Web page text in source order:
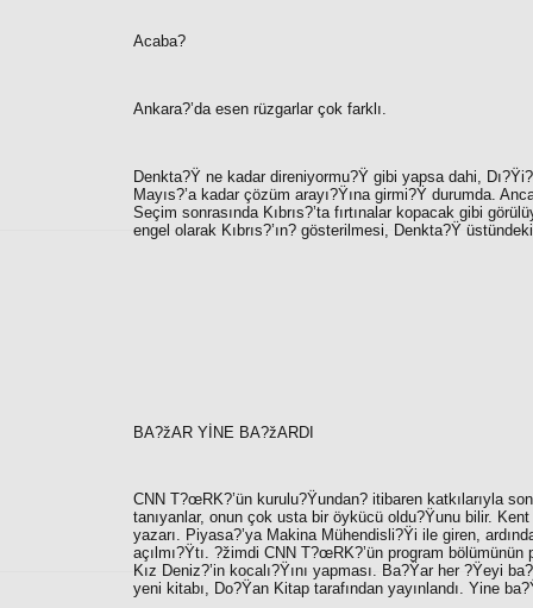
Acaba?
Ankara?’da esen rüzgarlar çok farklı.
Denkta?Ÿ ne kadar direniyormu?Ÿ gibi yapsa dahi,
Mayıs?’a kadar çözüm arayı?Ÿına girmi?Ÿ durumda.
Seçim sonrasında Kıbrıs?’ta fırtınalar kopacak gibi
engel olarak Kıbrıs?’ın? gösterilmesi, Denkta?Ÿ
BA?žAR YİNE BA?žARDI
CNN T?œRK?’ün kurulu?Ÿundan? itibaren katkılarıyla
tanıyanlar, onun çok usta bir öykücü oldu?Ÿunu bilir.
yazarı. Piyasa?’ya Makina Mühendisli?Ÿi ile giren,
açılmı?Ÿtı. ?žimdi CNN T?œRK?’ün program
Kız Deniz?’in kocalı?Ÿını yapması. Ba?Ÿar her ?Ÿeyi
yeni kitabı, Do?Ÿan Kitap tarafından yayınlandı. Yine